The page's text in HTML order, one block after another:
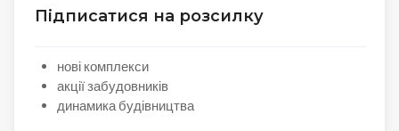
Підписатися на розсилку
нові комплекси
акції забудовників
динамика будівництва